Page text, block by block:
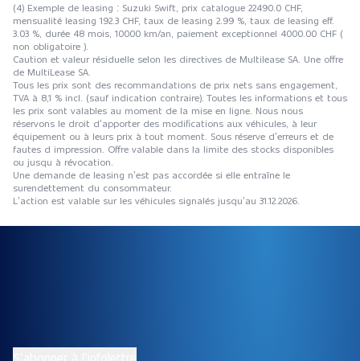
(4) Exemple de leasing : Suzuki Swift, prix catalogue 22490.0 CHF,
mensualité leasing 192.3 CHF, taux de leasing 2.99 %, taux de leasing eff.
3.03 %, durée 48 mois, 10000 km/an, paiement exceptionnel 4000.00 CHF (
non obligatoire ).
Caution et valeur résiduelle selon les directives de Multilease SA. Une offre
de MultiLease SA.
Tous les prix sont des recommandations de prix nets sans engagement,
TVA à 8,1 % incl. (sauf indication contraire). Toutes les informations et tous
les prix sont valables au moment de la mise en ligne. Nous nous
réservons le droit d’apporter des modifications aux véhicules, à leur
équipement ou à leurs prix à tout moment. Sous réserve d’erreurs et de
fautes d impression. Offre valable dans la limite des stocks disponibles
ou jusqu à révocation.
Une demande de leasing n’est pas accordée si elle entraîne le
surendettement du consommateur.
L’action est valable sur les véhicules signalés jusqu’au 31.12.2026.